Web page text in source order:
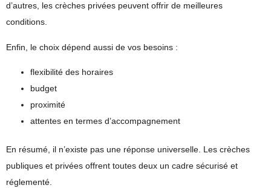
d’autres, les crèches privées peuvent offrir de meilleures
conditions.
Enfin, le choix dépend aussi de vos besoins :
flexibilité des horaires
budget
proximité
attentes en termes d’accompagnement
En résumé, il n’existe pas une réponse universelle. Les crèches
publiques et privées offrent toutes deux un cadre sécurisé et
réglementé.